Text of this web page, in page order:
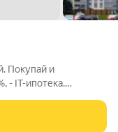
Покупай и
- IT-ипотека.
тиснения. Потолок: